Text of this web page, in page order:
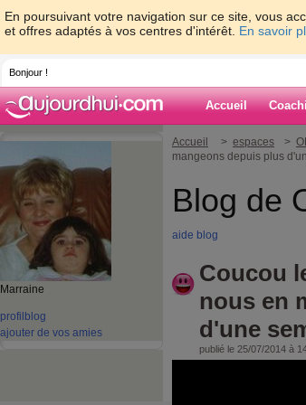
En poursuivant votre navigation sur ce site, vous
et offres adaptés à vos centres d'intérêt. En savoir
Bonjour !
Accueil
Marraine
profil blog
ajouter de vos amies
Accueil > espaces >
mangeons depuis plus
Blog de
aide blog
Coucou
nous en
d'une
publié le 25/07/2014 à